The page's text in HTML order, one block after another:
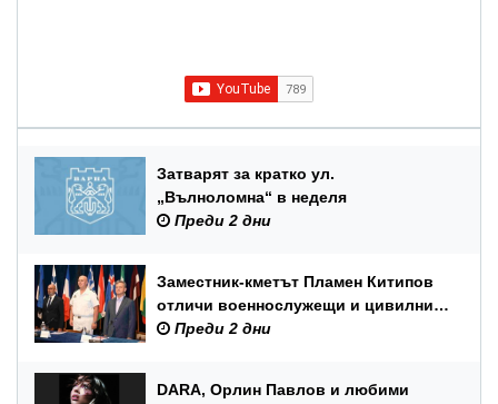
Затварят за кратко ул.
„Вълноломна“ в неделя
Преди 2 дни
Заместник-кметът Пламен Китипов
отличи военнослужещи и цивилни
служители по повод Празника на
Преди 2 дни
DARA, Орлин Павлов и любими